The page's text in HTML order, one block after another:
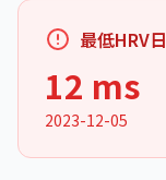
最低HRV日
12 ms
2023-12-05